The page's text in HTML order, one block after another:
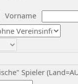
Vorname
Spieler